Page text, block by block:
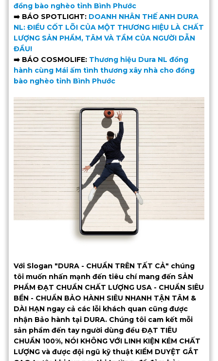
đồng bào nghèo tỉnh Bình Phước
➡️ BÁO SPOTLIGHT: DOANH NHÂN THẾ ANH DURA
NL: ĐIỀU CỐT LÕI CỦA MỘT THƯƠNG HIỆU LÀ CHẤT
LƯỢNG SẢN PHẨM, TÂM VÀ TẦM CỦA NGƯỜI DẪN
ĐẦU!
➡️ BÁO COSMOLIFE: Thương hiệu Dura NL đồng
hành cùng Mái ấm tình thương xây nhà cho đồng
bào nghèo tỉnh Bình Phước
Với Slogan "DURA - CHUẨN TRÊN TẤT CẢ" chúng
tôi muốn nhấn mạnh đến tiêu chí mang đến SẢN
PHẨM ĐẠT CHUẨN CHẤT LƯỢNG USA - CHUẨN SIÊU
BỀN - CHUẨN BẢO HÀNH SIÊU NHANH TẬN TÂM &
DÀI HẠN ngay cả các lỗi khách quan cũng được
nhận Bảo hành tại DURA. Chúng tôi cam kết mỗi
sản phẩm đến tay người dùng đều ĐẠT TIÊU
CHUẨN 100%, NÓI KHÔNG VỚI LINH KIỆN KÉM CHẤT
LƯỢNG và được đội ngũ kỹ thuật KIỂM DUYỆT GẮT